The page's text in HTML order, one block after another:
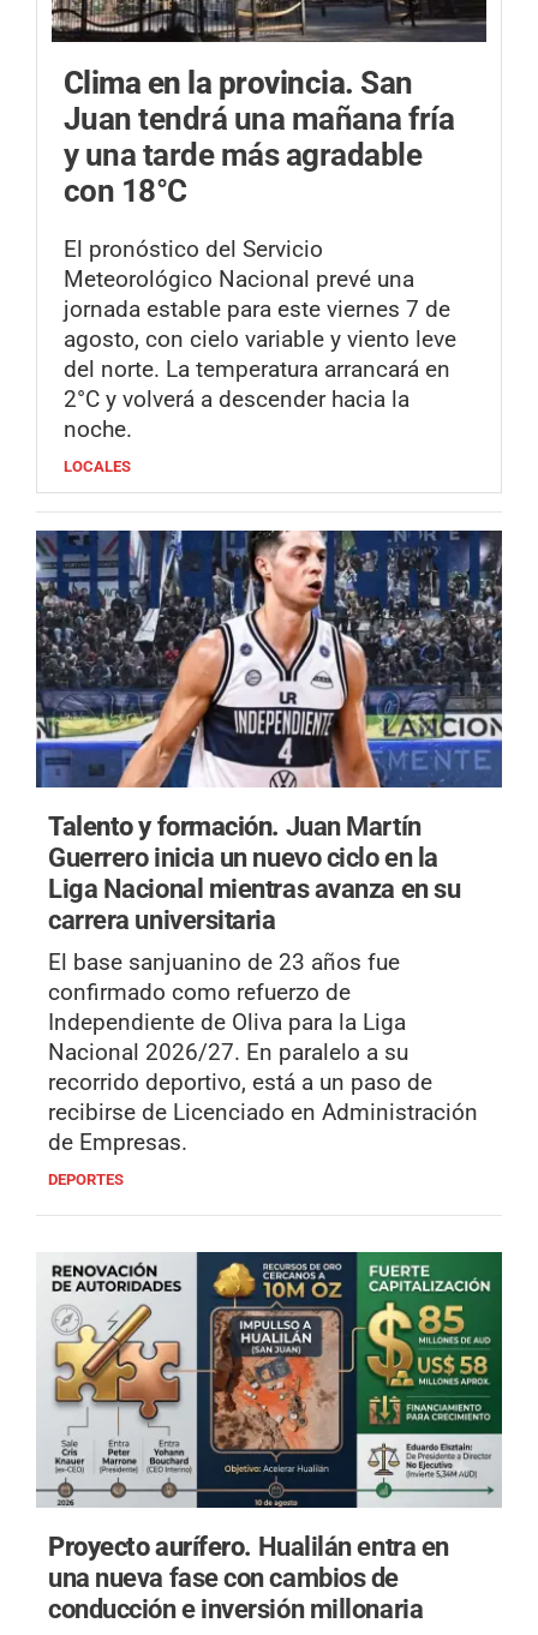
Clima en la provincia. San
Juan tendrá una mañana fría
y una tarde más agradable
con 18°C
El pronóstico del Servicio
Meteorológico Nacional prevé una
jornada estable para este viernes 7 de
agosto, con cielo variable y viento leve
del norte. La temperatura arrancará en
2°C y volverá a descender hacia la
noche.
LOCALES
Talento y formación. Juan Martín
Guerrero inicia un nuevo ciclo en la
Liga Nacional mientras avanza en su
carrera universitaria
El base sanjuanino de 23 años fue
confirmado como refuerzo de
Independiente de Oliva para la Liga
Nacional 2026/27. En paralelo a su
recorrido deportivo, está a un paso de
recibirse de Licenciado en Administración
de Empresas.
DEPORTES
Proyecto aurífero. Hualilán entra en
una nueva fase con cambios de
conducción e inversión millonaria